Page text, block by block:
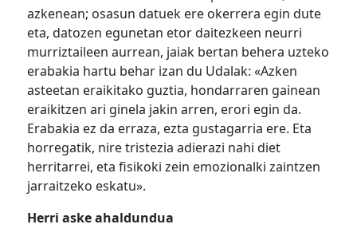
azkenean; osasun datuek ere okerrera egin dute
eta, datozen egunetan etor daitezkeen neurri
murriztaileen aurrean, jaiak bertan behera uzteko
erabakia hartu behar izan du Udalak: «Azken
asteetan eraikitako guztia, hondarraren gainean
eraikitzen ari ginela jakin arren, erori egin da.
Erabakia ez da erraza, ezta gustagarria ere. Eta
horregatik, nire tristezia adierazi nahi diet
herritarrei, eta fisikoki zein emozionalki zaintzen
jarraitzeko eskatu».
Herri aske ahaldundua